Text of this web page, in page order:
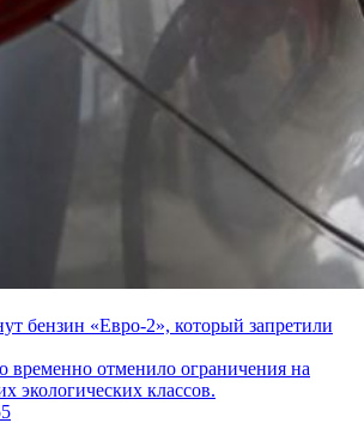
бензин «Евро-2», который запретили
временно отменило ограничения на
экологических классов.